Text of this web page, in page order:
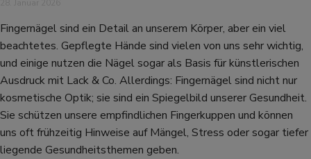
Fingernägel sind ein Detail an unserem Körper, aber ein viel
beachtetes. Gepflegte Hände sind vielen von uns sehr wichtig,
und einige nutzen die Nägel sogar als Basis für künstlerischen
Ausdruck mit Lack & Co. Allerdings: Fingernägel sind nicht nur
kosmetische Optik; sie sind ein Spiegelbild unserer Gesundheit.
Sie schützen unsere empfindlichen Fingerkuppen und können
uns oft frühzeitig Hinweise auf Mängel, Stress oder sogar tiefer
liegende Gesundheitsthemen geben.